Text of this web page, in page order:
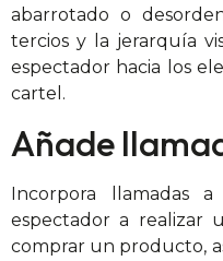
abarrotado o
tercios y la jerarquía
espectador hacia los
cartel.
Añade
Incorpora llamadas
espectador a realizar
comprar un producto,